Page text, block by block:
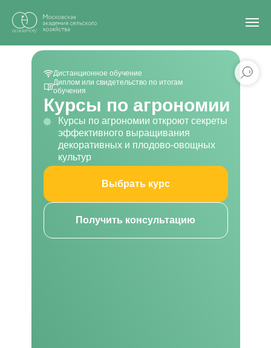
Главная / Все курсы
Дистанционное обучение
Диплом или свидетельство по итогам
обучения
Курсы по агрономии
Курсы по агрономии откроют секреты
эффективного выращивания
декоративных и плодово-овощных
культур
Выбрать курс
Получить консультацию